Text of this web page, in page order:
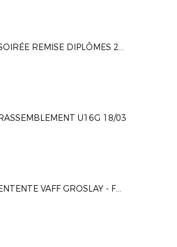
SOIRÉE REMISE DIPLÔMES 25/03
U16G 18/03
ENTENTE VAFF GROSLAY - FC MONTMORENCY